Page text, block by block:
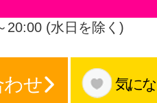
やりたいこ
特集をみる
20:00 (水日を除く)
わせ 気に